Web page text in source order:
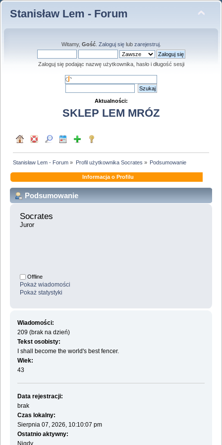
Stanisław Lem - Forum
Witamy, Gość. Zaloguj sięlub zarejestruj.
Zaloguj się podając nazwę użytkownika, hasło i długość sesji
Aktualności:
SKLEP LEM MRÓZ
Stanisław Lem - Forum » Profil użytkownika Socrates » Podsumowanie
Informacja o Profilu
Podsumowanie
Socrates
Juror
Offline
Pokaż wiadomości
Pokaż statystyki
Wiadomości:
209 (brak na dzień)
Tekst osobisty:
I shall become the world's best fencer.
Wiek:
43
Data rejestracji:
brak
Czas lokalny:
Sierpnia 07, 2026, 10:10:07 pm
Ostatnio aktywny:
Nigdy